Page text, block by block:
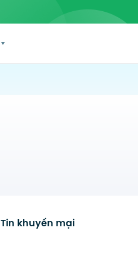
Tin khuyến mại